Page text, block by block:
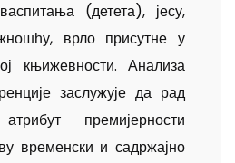
(детета), јесу,
врло присутне у
књижевности. Анализа
заслужује да рад
премијерности
временски и садржајно